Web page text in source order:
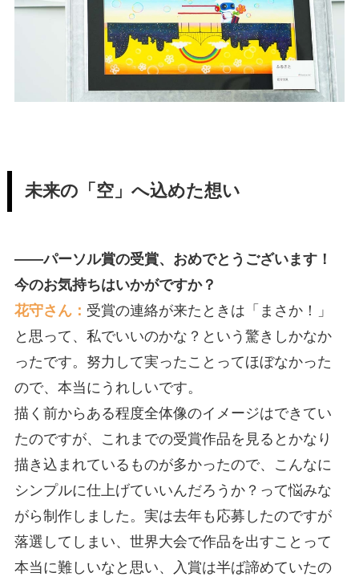
未来の「空」へ込めた想い
――パーソル賞の受賞、おめでとうございます！
今のお気持ちはいかがですか？
花守さん： 受賞の連絡が来たときは「まさか！」
と思って、私でいいのかな？という驚きしかなか
ったです。努力して実ったことってほぼなかった
ので、本当にうれしいです。
描く前からある程度全体像のイメージはできてい
たのですが、これまでの受賞作品を見るとかなり
描き込まれているものが多かったので、こんなに
シンプルに仕上げていいんだろうか？って悩みな
がら制作しました。実は去年も応募したのですが
落選してしまい、世界大会で作品を出すことって
本当に難しいなと思い、入賞は半ば諦めていたの